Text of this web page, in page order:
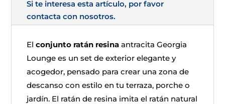
Si te interesa esta artículo, por favor
contacta con nosotros.
Elconjunto ratán resina antracita Georgia
Lounge es un set de exterior elegante y
acogedor, pensado para crear una zona de
descanso con estilo en tu terraza, porche o
jardín. El ratán de resina imita el ratán natural